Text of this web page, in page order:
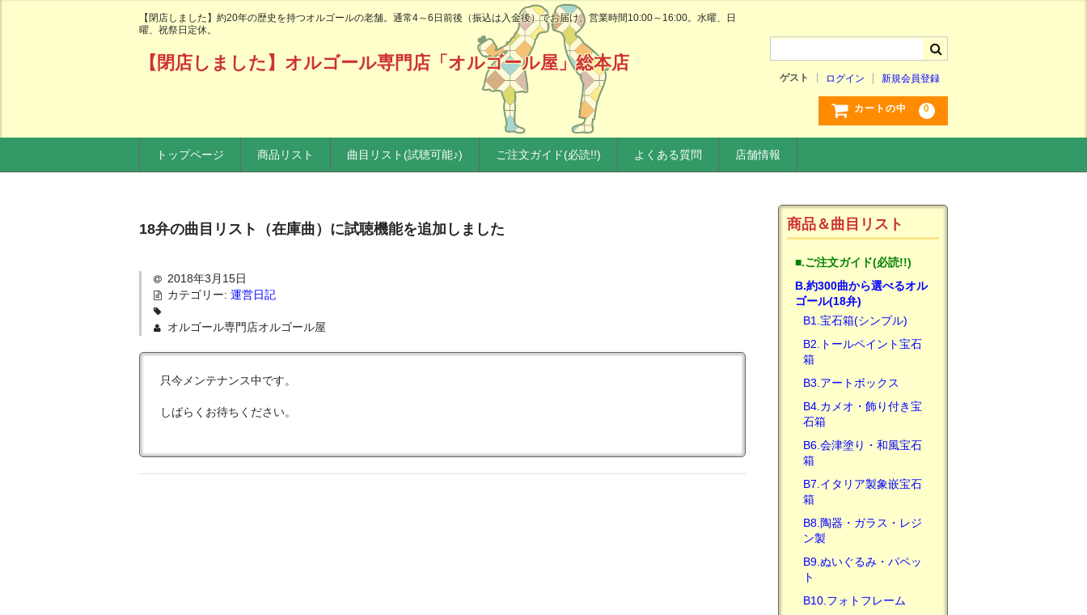
【閉店しました】約20年の歴史を持つオルゴールの老舗。通常4～6日前後（振込は入金後）でお届け。営業時間10:00～16:00。水曜、日
曜、祝祭日定休。
【閉店しました】オルゴール専門店「オルゴール屋」総本店
ゲスト ログイン 新規会員登録
カートの中 0
トップページ 商品リスト 曲目リスト(試聴可能♪) ご注文ガイド(必読!!) よくある質問 店舗情報
18弁の曲目リスト（在庫曲）に試聴機能を追加しました
2018年3月15日
カテゴリー: 運営日記
オルゴール専門店オルゴール屋
只今メンテナンス中です。
しばらくお待ちください。
商品＆曲目リスト
■.ご注文ガイド(必読!!)
B.約300曲から選べるオル
ゴール(18弁)
B1.宝石箱(シンプル)
B2.トールペイント宝石
箱
B3.アートボックス
B4.カメオ・飾り付き宝
石箱
B6.会津塗り・和風宝石
箱
B7.イタリア製象嵌宝石
箱
B8.陶器・ガラス・レジ
ン製
B9.ぬいぐるみ・パペッ
ト
B10.フォトフレーム